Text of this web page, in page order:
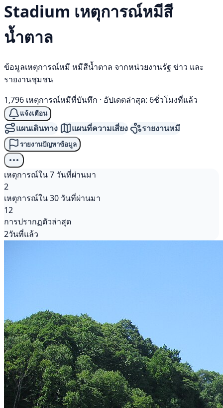
Stadium เหตุการณ์หมีสี
น้ำตาล
ข้อมูลเหตุการณ์หมี หมีสีน้ำตาล จากหน่วยงานรัฐ ข่าว และ
รายงานชุมชน
1,796 เหตุการณ์หมีที่บันทึก · อัปเดตล่าสุด: 6ชั่วโมงที่แล้ว
แจ้งเตือน
แผนเดินทาง แผนที่ความเสี่ยง รายงานหมี
รายงานปัญหาข้อมูล
เหตุการณ์ใน 7 วันที่ผ่านมา
2
เหตุการณ์ใน 30 วันที่ผ่านมา
12
การปรากฏตัวล่าสุด
2วันที่แล้ว